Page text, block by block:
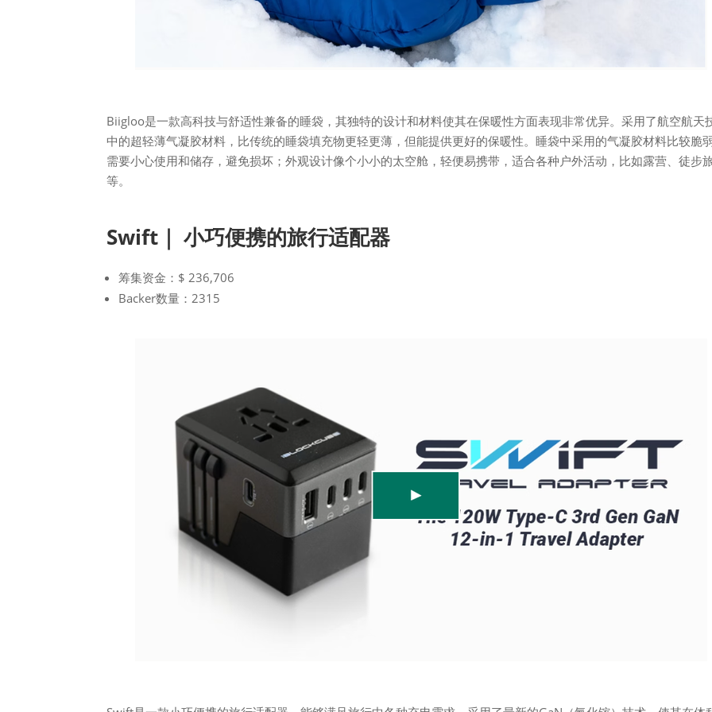
Biigloo是一款高科技与舒适性兼备的睡袋，其独特的设计和材料使其在保暖性方面表现非常优异。采用了航空航天
中的超轻薄气凝胶材料，比传统的睡袋填充物更轻更薄，但能提供更好的保暖性。睡袋中采用的气凝胶材料比较脆
需要小心使用和储存，避免损坏；外观设计像个小小的太空舱，轻便易携带，适合各种户外活动，比如露营、徒步
等。
Swift｜ 小巧便携的旅行适配器
筹集资金：$ 236,706
Backer数量：2315